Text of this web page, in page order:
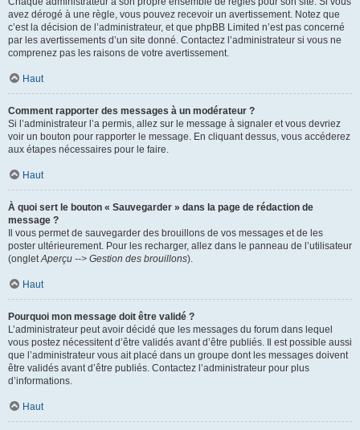
avez dérogé à une règle, vous pouvez recevoir un avertissement. Notez que
c’est la décision de l’administrateur, et que phpBB Limited n’est pas concerné
par les avertissements d’un site donné. Contactez l’administrateur si vous ne
comprenez pas les raisons de votre avertissement.
Haut
Comment rapporter des messages à un modérateur ?
Si l’administrateur l’a permis, allez sur le message à signaler et vous devriez
voir un bouton pour rapporter le message. En cliquant dessus, vous accéderez
aux étapes nécessaires pour le faire.
Haut
À quoi sert le bouton « Sauvegarder » dans la page de rédaction de
message ?
Il vous permet de sauvegarder des brouillons de vos messages et de les
poster ultérieurement. Pour les recharger, allez dans le panneau de l’utilisateur
(ongletAperçu --> Gestion des brouillons).
Haut
Pourquoi mon message doit être validé ?
L’administrateur peut avoir décidé que les messages du forum dans lequel
vous postez nécessitent d’être validés avant d’être publiés. Il est possible aussi
que l’administrateur vous ait placé dans un groupe dont les messages doivent
être validés avant d’être publiés. Contactez l’administrateur pour plus
d’informations.
Haut